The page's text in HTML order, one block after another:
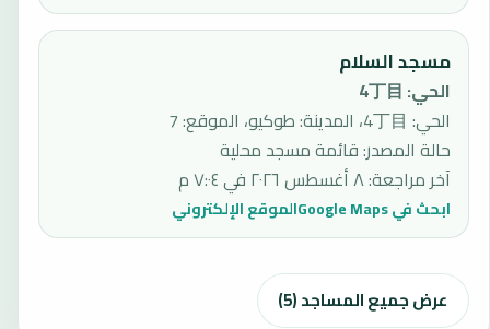
مسجد السلام
الحي:
4丁目
الحي: 4丁目، المدينة: طوكيو، الموقع: 7
حالة المصدر:قائمة مسجد محلية
آخر مراجعة:٨ أغسطس ٢٠٢٦ في ٧:٠٤ م
ابحث في Google Maps الموقع الإلكتروني
عرض جميع المساجد (5)